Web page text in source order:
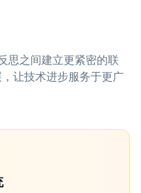
思之间建立更紧密的联
让技术进步服务于更广